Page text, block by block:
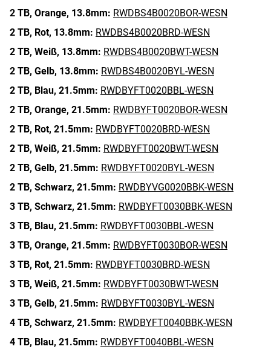
2 TB, Orange, 13.8mm: RWDBS4B0020BOR-WESN
2 TB, Rot, 13.8mm: RWDBS4B0020BRD-WESN
2 TB, Weiß, 13.8mm: RWDBS4B0020BWT-WESN
2 TB, Gelb, 13.8mm: RWDBS4B0020BYL-WESN
2 TB, Blau, 21.5mm: RWDBYFT0020BBL-WESN
2 TB, Orange, 21.5mm: RWDBYFT0020BOR-WESN
2 TB, Rot, 21.5mm: RWDBYFT0020BRD-WESN
2 TB, Weiß, 21.5mm: RWDBYFT0020BWT-WESN
2 TB, Gelb, 21.5mm: RWDBYFT0020BYL-WESN
2 TB, Schwarz, 21.5mm: RWDBYVG0020BBK-WESN
3 TB, Schwarz, 21.5mm: RWDBYFT0030BBK-WESN
3 TB, Blau, 21.5mm: RWDBYFT0030BBL-WESN
3 TB, Orange, 21.5mm: RWDBYFT0030BOR-WESN
3 TB, Rot, 21.5mm: RWDBYFT0030BRD-WESN
3 TB, Weiß, 21.5mm: RWDBYFT0030BWT-WESN
3 TB, Gelb, 21.5mm: RWDBYFT0030BYL-WESN
4 TB, Schwarz, 21.5mm: RWDBYFT0040BBK-WESN
4 TB, Blau, 21.5mm: RWDBYFT0040BBL-WESN